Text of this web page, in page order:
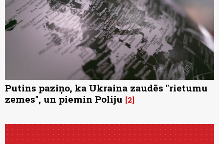
Putins paziņo, ka Ukraina zaudēs "rietumu
zemes", un piemin Poliju 2